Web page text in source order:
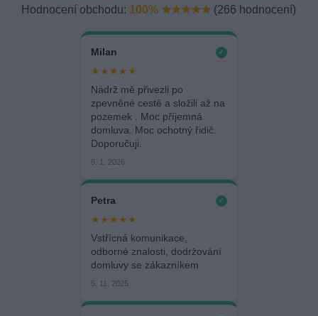
Hodnocení obchodu: 100% ★★★★★ (266 hodnocení)
Milan ✓
★★★★★
Nádrž mě přivezli po
zpevněné cestě a složili až na
pozemek . Moc příjemná
domluva. Moc ochotný řidič.
Doporučuji.
9. 1. 2026
Petra ✓
★★★★★
Vstřícná komunikace,
odborné znalosti, dodržování
domluvy se zákazníkem
5. 11. 2025